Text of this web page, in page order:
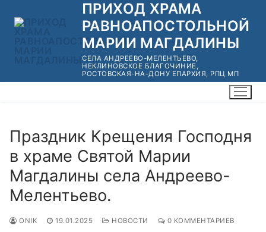
ПРИХОД ХРАМА
РАВНОАПОСТОЛЬНОЙ
МАРИИ МАГДАЛИНЫ
СЕЛА АНДРЕЕВО-МЕЛЕНТЬЕВО,
НЕКЛИНОВСКОЕ БЛАГОЧИНИЕ,
РОСТОВСКАЯ-НА-ДОНУ ЕПАРХИЯ, РПЦ МП
Праздник Крещения Господня
в храме Святой Марии
Магдалины села Андреево-
Мелентьево.
ONIK 19.01.2025 НОВОСТИ 0 КОММЕНТАРИЕВ